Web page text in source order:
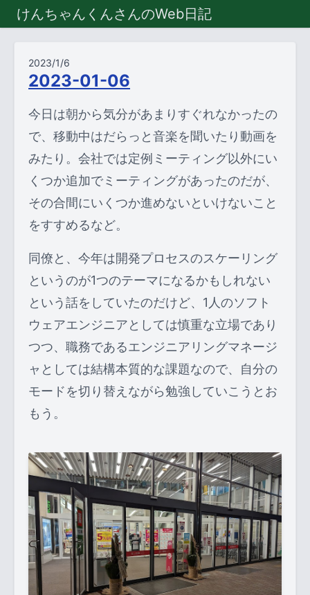
けんちゃんくんさんのWeb日記
2023/1/6
2023-01-06
今日は朝から気分があまりすぐれなかったの
で、移動中はだらっと音楽を聞いたり動画を
みたり。会社では定例ミーティング以外にい
くつか追加でミーティングがあったのだが、
その合間にいくつか進めないといけないこと
をすすめるなど。
同僚と、今年は開発プロセスのスケーリング
というのが1つのテーマになるかもしれない
という話をしていたのだけど、1人のソフト
ウェアエンジニアとしては慎重な立場であり
つつ、職務であるエンジニアリングマネージ
ャとしては結構本質的な課題なので、自分の
モードを切り替えながら勉強していこうとお
もう。